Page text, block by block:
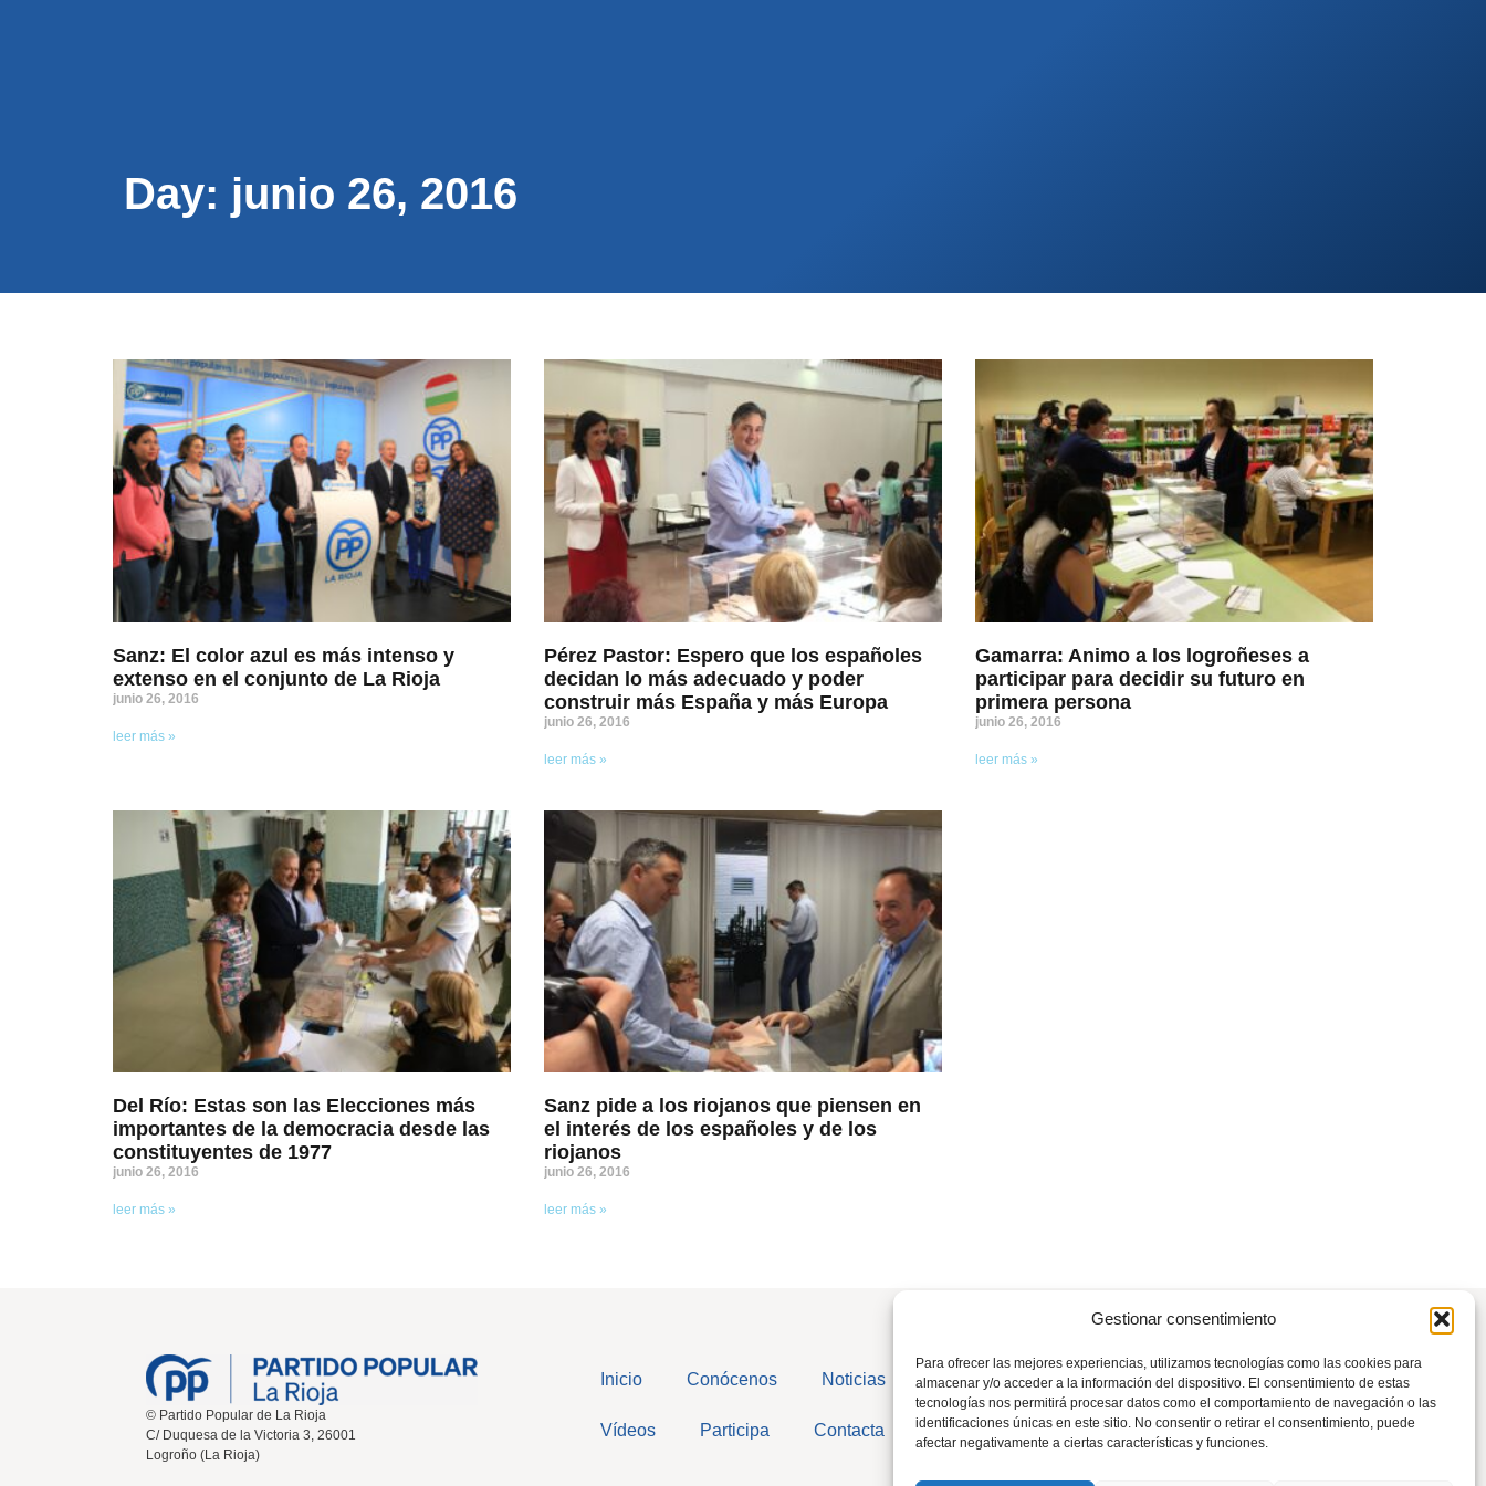
Gestionar consentimiento
Para ofrecer las mejores experiencias, utilizamos tecnologías como las cookies para
almacenar y/o acceder a la información del dispositivo. El consentimiento de estas
tecnologías nos permitirá procesar datos como el comportamiento de navegación o las
identificaciones únicas en este sitio. No consentir o retirar el consentimiento, puede
afectar negativamente a ciertas características y funciones.
Day: junio 26, 2016
Sanz: El color azul es más intenso y
extenso en el conjunto de La Rioja
junio 26, 2016
leer más »
Pérez Pastor: Espero que los españoles
decidan lo más adecuado y poder
construir más España y más Europa
junio 26, 2016
leer más »
Gamarra: Animo a los logroñeses a
participar para decidir su futuro en
primera persona
junio 26, 2016
leer más »
Del Río: Estas son las Elecciones más
importantes de la democracia desde las
constituyentes de 1977
junio 26, 2016
leer más »
Sanz pide a los riojanos que piensen en
el interés de los españoles y de los
riojanos
junio 26, 2016
leer más »
© Partido Popular de La Rioja
C/ Duquesa de la Victoria 3, 26001
Logroño (La Rioja)
Inicio Conócenos Noticias
Vídeos Participa Contacta
Tel: 941 226 108